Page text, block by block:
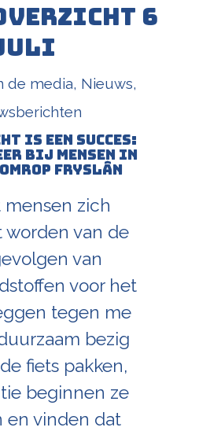
6
de media, Nieuws,
is een succes:
bij mensen in
Fryslân
zich
worden van de
van
voor het
tegen me
bezig
fiets pakken,
beginnen ze
en vinden dat